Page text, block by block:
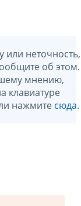
или неточность,
об этом.
мнению,
клавиатуре
нажмите сюда.